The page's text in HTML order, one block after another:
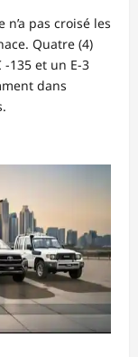
n’a pas croisé les
Quatre (4)
135 et un E-3
dans